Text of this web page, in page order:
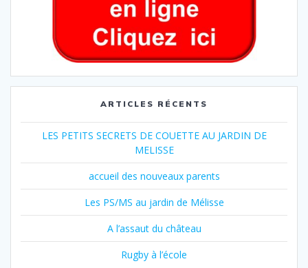
ARTICLES RÉCENTS
LES PETITS SECRETS DE COUETTE AU JARDIN DE
MELISSE
accueil des nouveaux parents
Les PS/MS au jardin de Mélisse
A l’assaut du château
Rugby à l’école